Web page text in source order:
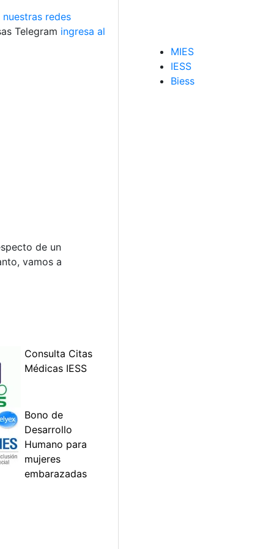
nuestras redes
Telegram ingresa al
de un
vamos a
MIES
IESS
Biess